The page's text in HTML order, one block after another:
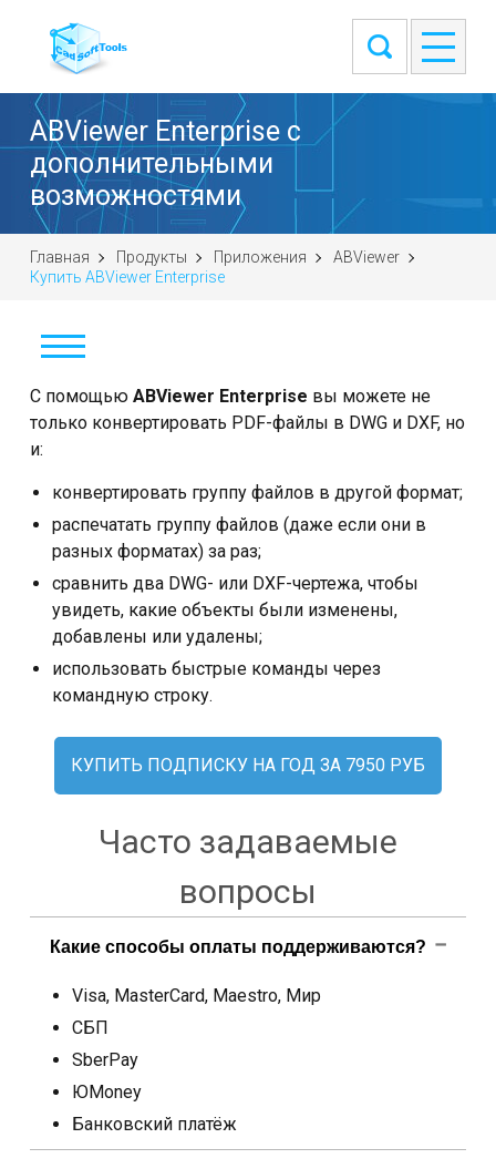
ABViewer Enterprise с
дополнительными
возможностями
Главная Продукты Приложения
ABViewer
Купить ABViewer Enterprise
Скачать
Задать вопрос
Снимки экрана
Уроки
Отзывы
Часто задаваемые вопросы
Руководство
С помощьюABViewer Enterprise вы можете не
только конвертировать PDF-файлы в DWG и DXF, но
и:
конвертировать группу файлов в другой формат;
распечатать группу файлов (даже если они в
разных форматах) за раз;
сравнить два DWG- или DXF-чертежа, чтобы
увидеть, какие объекты были изменены,
добавлены или удалены;
использовать быстрые команды через
командную строку.
КУПИТЬ ПОДПИСКУ НА ГОД ЗА 7950 РУБ
Часто задаваемые
вопросы
Какие способы оплаты поддерживаются?
Visa, MasterCard, Maestro, Мир
СБП
SberPay
ЮMoney
Банковский платёж